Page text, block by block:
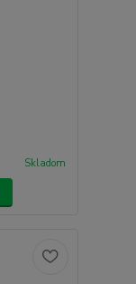
Skladom